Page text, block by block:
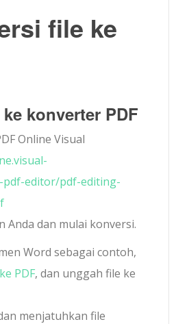
file ke
konverter PDF
Online Visual
pdf-editor/pdf-editing-
Anda dan mulai konversi.
Word sebagai contoh,
PDF, dan unggah file ke
menjatuhkan file